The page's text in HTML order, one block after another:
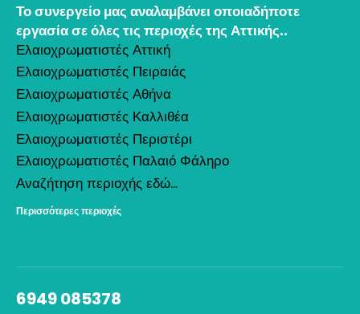
Το συνεργείο μας αναλαμβάνει οποιαδήποτε
εργασία σε όλες τις περιοχές της Αττικής..
Ελαιοχρωματιστές Αττική
Ελαιοχρωματιστές Πειραιάς
Ελαιοχρωματιστές Αθήνα
Ελαιοχρωματιστές Καλλιθέα
Ελαιοχρωματιστές Περιστέρι
Ελαιοχρωματιστές Παλαιό Φάληρο
Αναζήτηση περιοχής εδώ...
Περισσότερες περιοχές
6949 085378